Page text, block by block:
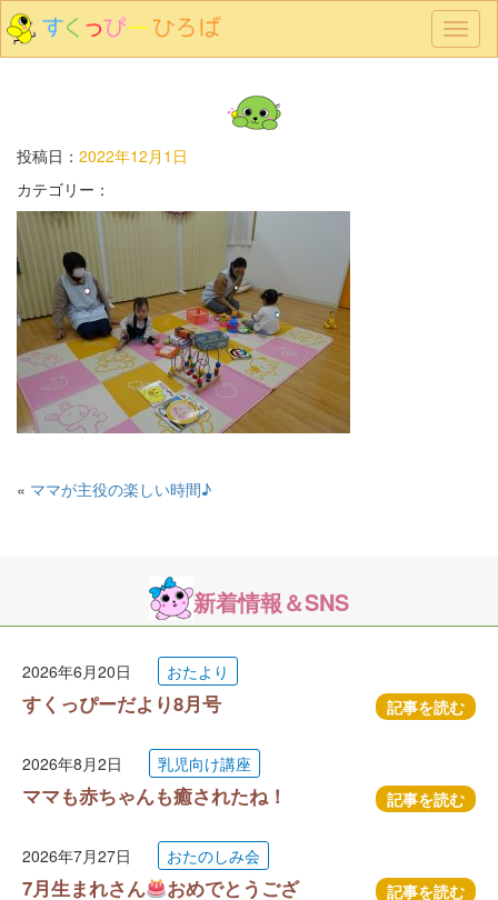
メ
ニ
投稿日： 2022年12月1日
カテゴリー：
« ママが主役の楽しい時間♪
新着情報＆SNS
2026年6月20日 おたより
すくっぴーだより8月号 記事を読む
2026年8月2日 乳児向け講座
ママも赤ちゃんも癒されたね！ 記事を読む
2026年7月27日 おたのしみ会
7月生まれさん おめでとうござ 記事を読む